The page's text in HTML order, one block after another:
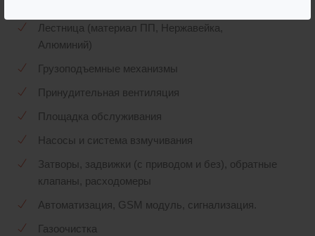
Лестница (материал ПП, Нержавейка,
Алюминий)
Грузоподъемные механизмы
Принудительная вентиляция
Площадка обслуживания
Насосы и система взмучивания
Затворы, задвижки (с приводом и без), обратные
клапаны, расходомеры
Автоматизация, GSМ модуль, сигнализация.
Газоочистка